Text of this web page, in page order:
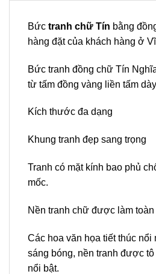
Bức tranh chữ Tín bằng
hàng đặt của khách hàng ở
Bức tranh đồng chữ Tín
từ tấm đồng vàng liền tấm
Kích thước đa dạng
Khung tranh đẹp sang trọng
Tranh có mặt kính bao phủ
mốc.
Nền tranh chữ được làm
Các hoa văn họa tiết thúc nổi
sáng bóng, nền tranh được
nổi bật.